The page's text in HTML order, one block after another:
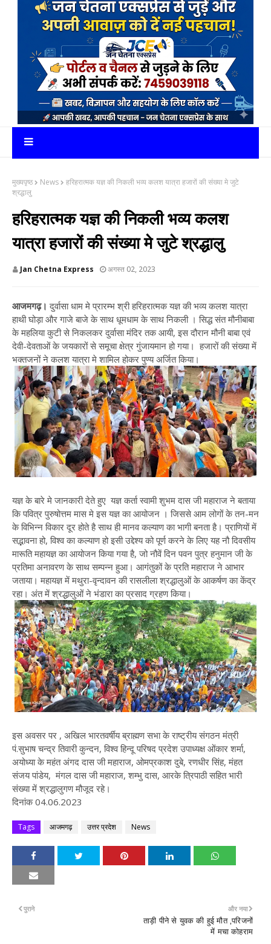
मुख्यपृष्ठ News
हरिहरात्मक यज्ञ की निकली भव्य कलश यात्रा हजारों की संख्या मे जुटे
श्रद्धालु
हरिहरात्मक यज्ञ की निकली भव्य कलश
यात्रा हजारों की संख्या मे जुटे श्रद्धालु
Jan Chetna Express अगस्त 02, 2023
आजमगढ़।दुर्वासा धाम मे प्रारम्भ श्री हरिहरात्मक यज्ञ की भव्य कलश यात्रा
हाथी घोड़ा और गाजे बाजे के साथ धूमधाम के साथ निकली । सिद्ध संत मौनीबाबा
के महलिया कुटी से निकलकर दुर्वासा मंदिर तक आयी, इस दौरान मौनी बाबा एवं
देवी-देवताओं के जयकारों से समूचा क्षेत्र गुंजायमान हो गया। हजारों की संख्या में
भक्तजनों ने कलश यात्रा मे शामिल होकर पुण्य अर्जित किया।
यज्ञ के बारे मे जानकारी देते हुए यज्ञ कर्ता स्वामी शुभम दास जी महाराज ने बताया
कि पवित्र पुरुषोत्तम मास मे इस यज्ञ का आयोजन । जिससे आम लोगों के तन-मन
के विभिन्न विकार दूर होते है साथ ही मानव कल्याण का भागी बनता है। प्राणियों में
सद्भावना हो, विश्व का कल्याण हो इसी उद्देश्य को पूर्ण करने के लिए यह नौ दिवसीय
मारूति महायज्ञ का आयोजन किया गया है, जो नौवें दिन पवन पुत्र हनुमान जी के
प्रतिमा अनावरण के साथ सम्पन्न हुआ। आगंतुकों के प्रति महाराज ने आभार
जताया। महायज्ञ में मथुरा-वृन्दावन की रासलीला श्रद्धालुओं के आकर्षण का केंद्र
रहा। अंत में श्रद्धालुओं ने भंडारा का प्रसाद ग्रहण किया।
इस अवसर पर , अखिल भारतवर्षीय ब्राह्मण सभा के राष्ट्रीय संगठन मंत्री
पं.सुभाष चन्द्र तिवारी कुन्दन, विश्व हिन्दू परिषद प्रदेश उपाध्यक्ष ओंकार शर्मा,
अयोध्या के महंत अंगद दास जी महाराज, ओमप्रकाश दुबे, रणधीर सिंह, मंहत
संजय पांडेय, मंगल दास जी महाराज, शम्भु दास, आरके त्रिपाठी सहित भारी
संख्या में श्रद्धालुगण मौजूद रहे।
दिनांक 04.06.2023
Tags आजमगढ़ उत्तर प्रदेश News
और नया
ताड़ी पीने से युवक की हुई मौत ,परिजनों
में मचा कोहराम
पुराने